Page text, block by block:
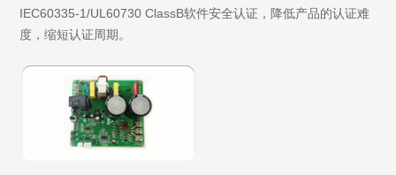
IEC60335-1/UL60730 ClassB软件安全认证，降低产品的认证难
度，缩短认证周期。